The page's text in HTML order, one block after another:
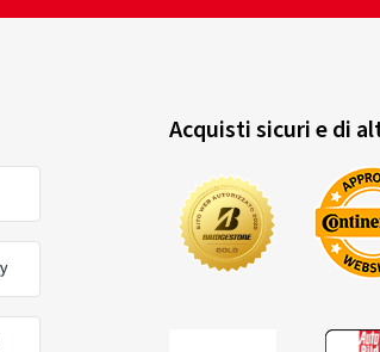
Acquisti sicuri e di